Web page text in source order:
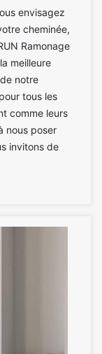
envisagez
cheminée,
Ramonage
meilleure
notre
tous les
comme leurs
nous poser
invitons de